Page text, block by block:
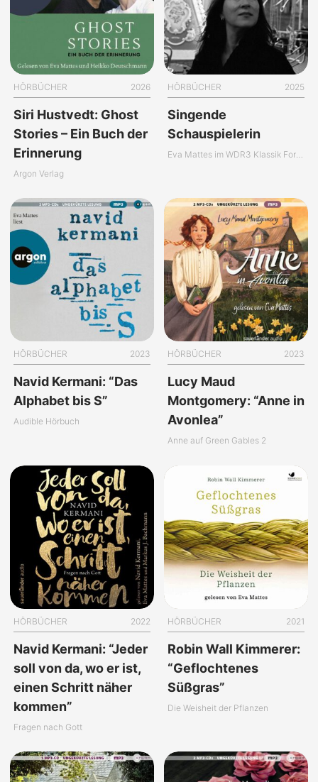
HÖRBÜCHER 2026
Siri Hustvedt: Ghost
Stories – Ein Buch der
Erinnerung
Argon Verlag
HÖRBÜCHER 2025
Singende
Schauspielerin
Eva Mattes im WDR3 Klassik Forum
HÖRBÜCHER 2023
Navid Kermani: “Das
Alphabet bis S”
Audible Hörbuch
HÖRBÜCHER 2023
Lucy Maud
Montgomery: “Anne in
Avonlea”
Anne auf Green Gables 2
HÖRBÜCHER 2022
Navid Kermani: “Jeder
soll von da, wo er ist,
einen Schritt näher
kommen”
Fragen nach Gott
HÖRBÜCHER 2021
Robin Wall Kimmerer:
“Geflochtenes
Süßgras”
Die Weisheit der Pflanzen